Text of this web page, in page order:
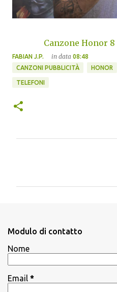
Canzone Honor
FABIAN J.P. in data 08:48
CANZONI PUBBLICITÀ
HONOR
TELEFONI
i
Modulo di contatto
Nome
Email *